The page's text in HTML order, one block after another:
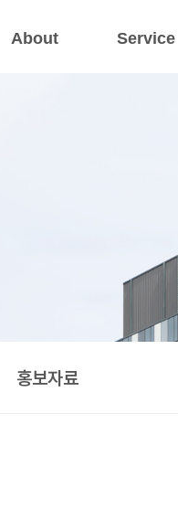
About Service
홍보자료